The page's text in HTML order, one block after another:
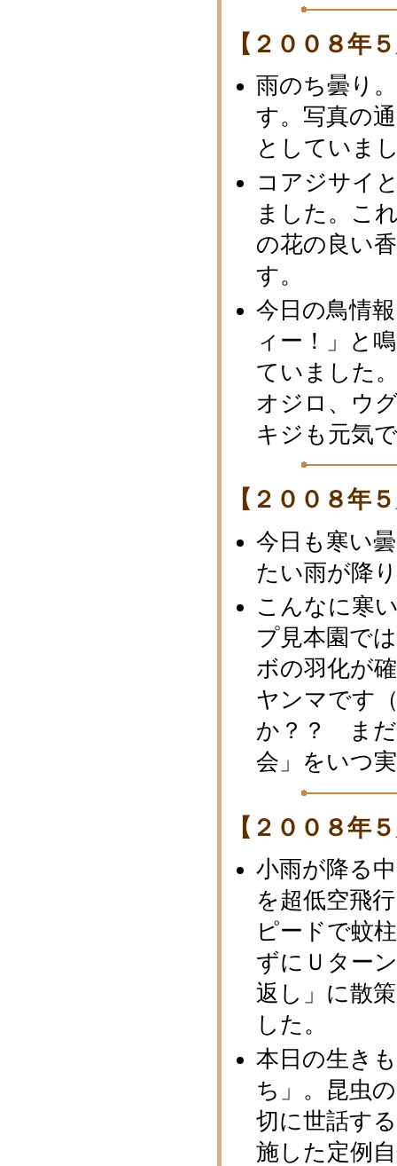
【２００８年
雨のち曇り
す。写真の
としていま
コアジサイ
ました。こ
の花の良い
す。
今日の鳥情
ィー！」と
ていました
オジロ、ウ
キジも元気
【２００８年
今日も寒い
たい雨が降
こんなに寒
プ見本園で
ボの羽化が
ヤンマです
か？？ まだ
会」をいつ
【２００８年
小雨が降る
を超低空飛
ピードで蚊
ずにＵター
返し」に散
した。
本日の生き
ち」。昆虫
切に世話す
施した定例